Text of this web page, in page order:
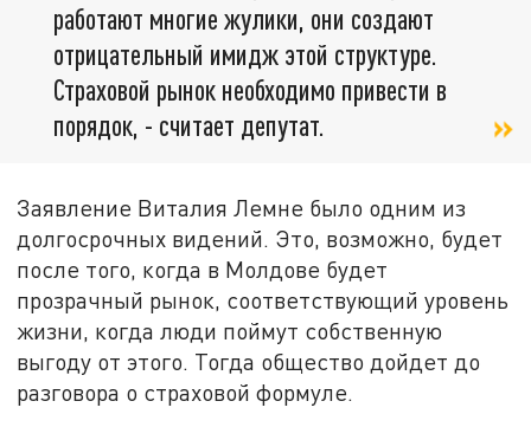
работают многие жулики, они создают
отрицательный имидж этой структуре.
Страховой рынок необходимо привести в
порядок, - считает депутат.
Заявление Виталия Лемне было одним из
долгосрочных видений. Это, возможно, будет
после того, когда в Молдове будет
прозрачный рынок, соответствующий уровень
жизни, когда люди поймут собственную
выгоду от этого. Тогда общество дойдет до
разговора о страховой формуле.